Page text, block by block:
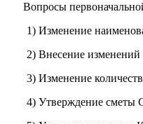
Вопросы
1) Изменение
2) Внесение
3) Изменение
4) Утверждение